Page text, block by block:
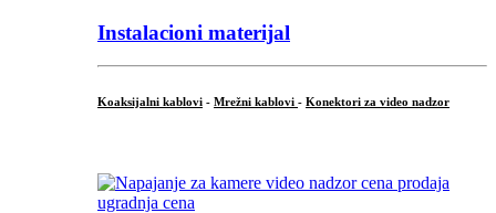
Instalacioni materijal
Koaksijalni kablovi - Mrežni kablovi - Konektori za video nadzor